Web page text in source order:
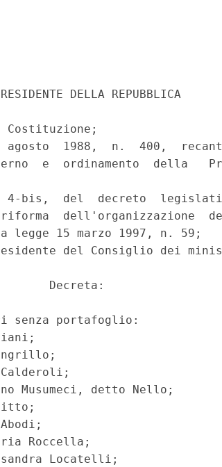
DELLA REPUBBLICA
Costituzione;
agosto  1988,  n.  400,
e  ordinamento  della
4-bis,  del  decreto
dell'organizzazione
15 marzo 1997, n. 59;
del Consiglio dei
Decreta:
senza portafoglio:
Musumeci, detto Nello;
Roccella;
Locatelli;